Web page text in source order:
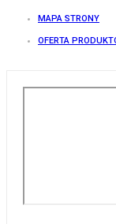
MAPA STRONY
OFERTA